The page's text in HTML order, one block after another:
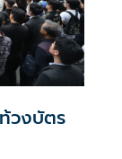
วงบัตร